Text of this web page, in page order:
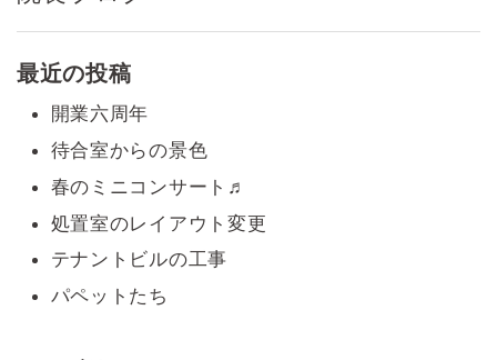
ン
最近の投稿
開業六周年
待合室からの景色
春のミニコンサート♬
処置室のレイアウト変更
テナントビルの工事
パペットたち